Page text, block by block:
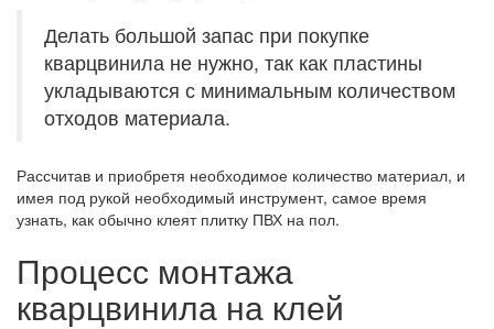
Делать большой запас при покупке
кварцвинила не нужно, так как пластины
укладываются с минимальным количеством
отходов материала.
Рассчитав и приобретя необходимое количество материал, и
имея под рукой необходимый инструмент, самое время
узнать, как обычно клеят плитку ПВХ на пол.
Процесс монтажа
кварцвинила на клей